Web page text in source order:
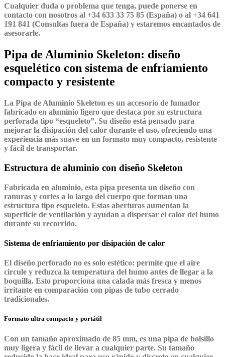
Cualquier duda o problema que tenga, puede ponerse en
contacto con nosotros al +34 633 33 75 85 (España) o al +34 641
191 841 (Consultas fuera de España) y estaremos encantados de
asesorarle.
Pipa de Aluminio Skeleton: diseño
esquelético con sistema de enfriamiento
compacto y resistente
La Pipa de Aluminio Skeleton es un accesorio de fumador
fabricado en aluminio ligero que destaca por su estructura
perforada tipo “esqueleto”. Su diseño está pensado para
mejorar la disipación del calor durante el uso, ofreciendo una
experiencia más suave en un formato muy compacto, resistente
y fácil de transportar.
Estructura de aluminio con diseño Skeleton
Fabricada en aluminio, esta pipa presenta un diseño con
ranuras y cortes a lo largo del cuerpo que forman una
estructura tipo esqueleto. Estas aberturas aumentan la
superficie de ventilación y ayudan a dispersar el calor del humo
durante su recorrido.
Sistema de enfriamiento por disipación de calor
El diseño perforado no es solo estético: permite que el aire
circule y reduzca la temperatura del humo antes de llegar a la
boquilla. Esto proporciona una calada más fresca y menos
irritante en comparación con pipas de tubo cerrado
tradicionales.
Formato ultra compacto y portátil
Con un tamaño aproximado de 85 mm, es una pipa de bolsillo
muy ligera y fácil de llevar a cualquier parte. Su tamaño